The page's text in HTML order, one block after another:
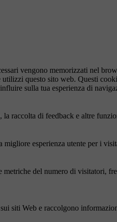
vengono memorizzati nel
questo sito web. Questi
sulla tua esperienza di
raccolta di feedback e altre
esperienza utente per i
del numero di visitatori,
siti Web e raccolgono